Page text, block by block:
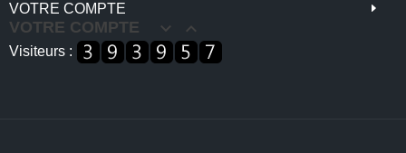
VOTRE COMPTE
VOTRE COMPTE  
Visiteurs :